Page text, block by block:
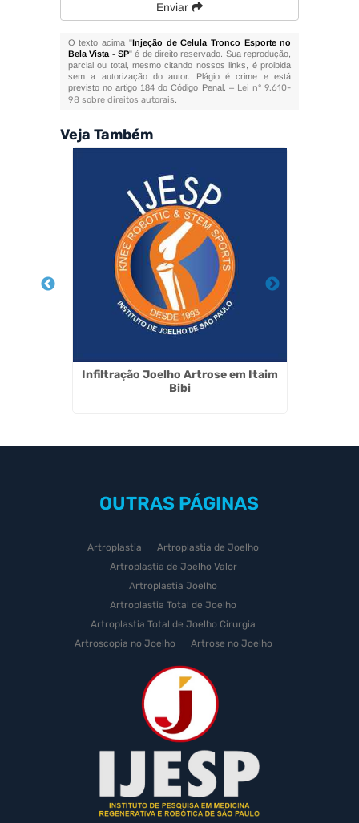
Enviar
O texto acima "Injeção de Celula Tronco Esporte no
Bela Vista - SP" é de direito reservado. Sua reprodução,
parcial ou total, mesmo citando nossos links, é proibida
sem a autorização do autor. Plágio é crime e está
previsto no artigo 184 do Código Penal. – Lei n° 9.610-
98 sobre direitos autorais.
Veja Também
Infiltração Joelho Artrose em Itaim
Bibi
OUTRAS PÁGINAS
Artroplastia
Artroplastia de Joelho
Artroplastia de Joelho Valor
Artroplastia Joelho
Artroplastia Total de Joelho
Artroplastia Total de Joelho Cirurgia
Artroscopia no Joelho
Artrose no Joelho
Artrose no Joelho Cirurgia
Artrose no Joelho Tratamento
Celulas Tronco Joelho
Celula Tronco Esporte
Cirurgia Artroplastia de Joelho
Cirurgia Artroplastia Joelho
Cirurgia Artrose Joelho Preço
Cirurgia de Artroscopia no Joelho
Cirurgia de Cartilagem do Joelho